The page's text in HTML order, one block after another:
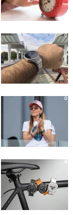
0
0
0